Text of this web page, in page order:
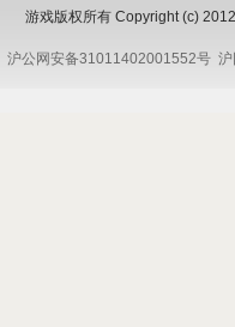
游戏版权所有 Copyright (c)
沪公网安备31011402001552号